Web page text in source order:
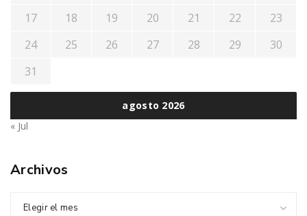
agosto 2026
17
18 19 20 21 22
23
24
25 26 27 28 29
30
31
« Jul
Archivos
Elegir el mes